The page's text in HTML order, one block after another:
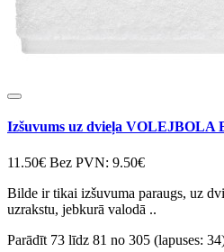
Izšuvums uz dvieļa VOLEJBOLA
11.50€ Bez PVN: 9.50€
Bilde ir tikai izšuvuma paraugs, uz
uzrakstu, jebkurā valodā ..
Parādīt 73 līdz 81 no 305 (lapuses: